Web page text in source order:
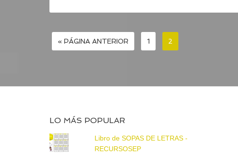
« PÁGINA ANTERIOR 1 2
LO MÁS POPULAR
Libro de SOPAS DE LETRAS -
RECURSOSEP